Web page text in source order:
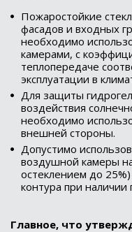
Пожаростойкие
фасадов и входных
необходимо
камерами, с
теплопередаче
эксплуатации в
Для защиты
воздействия
необходимо
внешней стороны.
Допустимо
воздушной камеры
остеклением до
контура при
Главное, что